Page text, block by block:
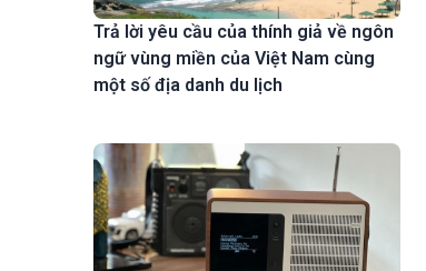
Trả lời yêu cầu của thính giả về ngôn
ngữ vùng miền của Việt Nam cùng
một số địa danh du lịch